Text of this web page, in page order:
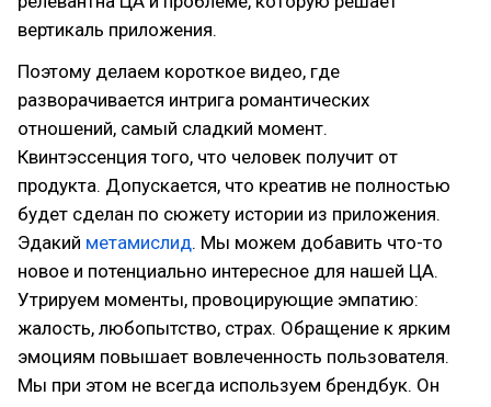
вертикаль приложения.
Поэтому делаем короткое видео, где
разворачивается интрига романтических
отношений, самый сладкий момент.
Квинтэссенция того, что человек получит от
продукта. Допускается, что креатив не полностью
будет сделан по сюжету истории из приложения.
Эдакий метамислид. Мы можем добавить что-то
новое и потенциально интересное для нашей ЦА.
Утрируем моменты, провоцирующие эмпатию:
жалость, любопытство, страх. Обращение к ярким
эмоциям повышает вовлеченность пользователя.
Мы при этом не всегда используем брендбук. Он